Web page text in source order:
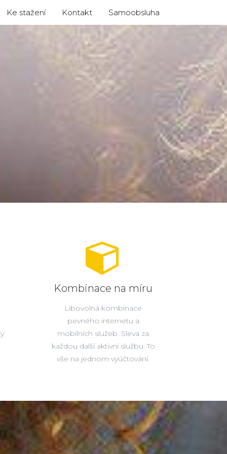
Ke stažení Kontakt Samoobsluha
Kombinace na míru
Libovolná kombinace
pevného internetu a
mobilních služeb. Sleva za
každou další aktivní službu. To
vše na jednom vyúčtování.